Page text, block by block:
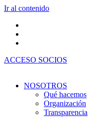
Ir al contenido
ACCESO SOCIOS
NOSOTROS
Qué hacemos
Organización
Transparencia